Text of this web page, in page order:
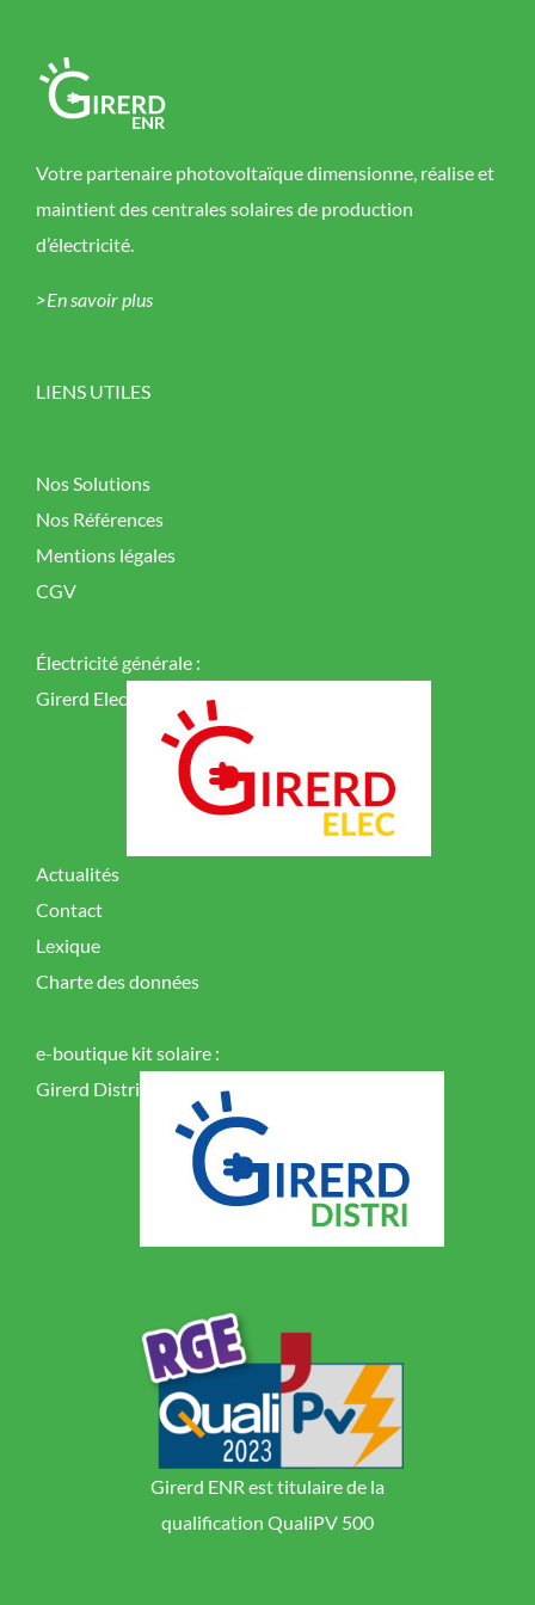
Votre partenaire photovoltaïque dimensionne, réalise et
maintient des centrales solaires de production
d’électricité.
>En savoir plus
LIENS UTILES
Nos Solutions
Nos Références
Mentions légales
CGV
Électricité générale :
Girerd Elec
Actualités
Contact
Lexique
Charte des données
e-boutique kit solaire :
Girerd Distri
Girerd ENR est titulaire de la
qualification QualiPV 500